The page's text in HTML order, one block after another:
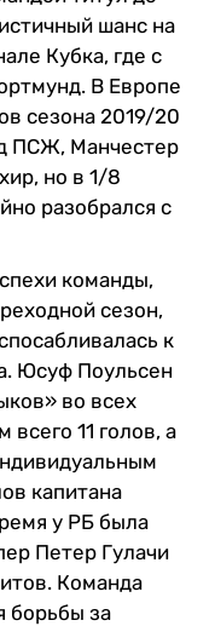
шанс на
Кубка, где с
В Европе
сезона 2019/20
ПСЖ, Манчестер
но в 1/8
разобрался с
команды,
сезон,
к
Юсуф Поульсен
во всех
11 голов, а
капитана
у РБ была
Петер Гулачи
Команда
борьбы за